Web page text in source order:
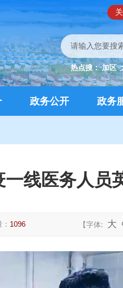
热点搜： 加区
政务公开 政务
一线医务人员
1096 【字体: 大